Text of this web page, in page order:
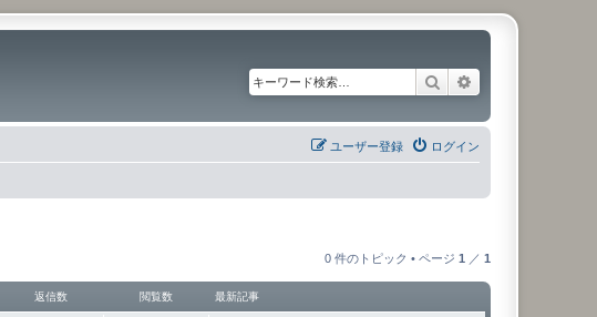
検索
ログイン
ユーザー登録
0 件のトピック • ページ 1 ／ 1
返信数 閲覧数 最新記事